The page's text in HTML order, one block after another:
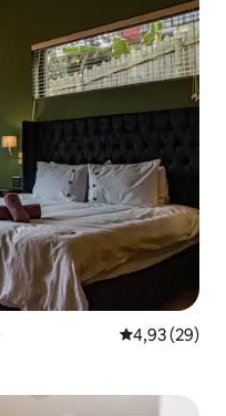
Évaluation
4,93 (29)